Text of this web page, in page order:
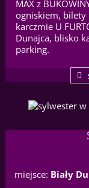
MAX z
ogniskiem, bilety
karczmie U
Dunajca, blisko
parking.
miejsce: Biały